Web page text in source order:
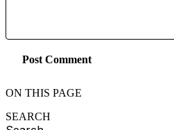
Post Comment
ON THIS PAGE
SEARCH